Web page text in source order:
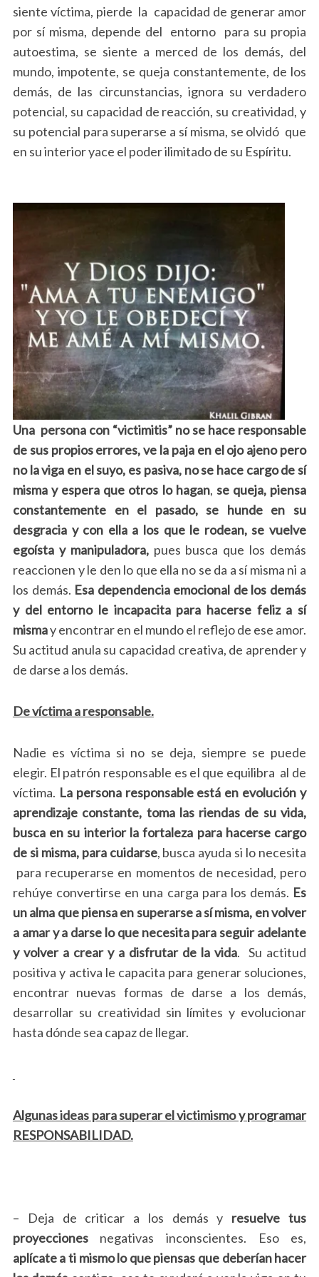
siente víctima, pierde la capacidad de generar amor
por sí misma, depende del entorno para su propia
autoestima, se siente a merced de los demás, del
mundo, impotente, se queja constantemente, de los
demás, de las circunstancias, ignora su verdadero
potencial, su capacidad de reacción, su creatividad, y
su potencial para superarse a sí misma, se olvidó que
en su interior yace el poder ilimitado de su Espíritu.
Una persona con “victimitis” no se hace responsable
de sus propios errores, ve la paja en el ojo ajeno pero
no la viga en el suyo, es pasiva, no se hace cargo de sí
misma y espera que otros lo hagan, se queja, piensa
constantemente en el pasado, se hunde en su
desgracia y con ella a los que le rodean, se vuelve
egoísta y manipuladora, pues busca que los demás
reaccionen y le den lo que ella no se da a sí misma ni a
los demás. Esa dependencia emocional de los demás
y del entorno le incapacita para hacerse feliz a sí
mismay encontrar en el mundo el reflejo de ese amor.
Su actitud anula su capacidad creativa, de aprender y
de darse a los demás.
De víctima a responsable.
Nadie es víctima si no se deja, siempre se puede
elegir. El patrón responsable es el que equilibra al de
víctima. La persona responsable está en evolución y
aprendizaje constante, toma las riendas de su vida,
busca en su interior la fortaleza para hacerse cargo
de si misma, para cuidarse, busca ayuda si lo necesita
para recuperarse en momentos de necesidad, pero
rehúye convertirse en una carga para los demás. Es
un alma que piensa en superarse a sí misma, en volver
a amar y a darse lo que necesita para seguir adelante
y volver a crear y a disfrutar de la vida. Su actitud
positiva y activa le capacita para generar soluciones,
encontrar nuevas formas de darse a los demás,
desarrollar su creatividad sin límites y evolucionar
hasta dónde sea capaz de llegar.
Algunas ideas para superar el victimismo y programar
RESPONSABILIDAD.
– Deja de criticar a los demás y resuelve tus
proyeccionesnegativas inconscientes. Eso es,
aplícate a ti mismo lo que piensas que deberían hacer